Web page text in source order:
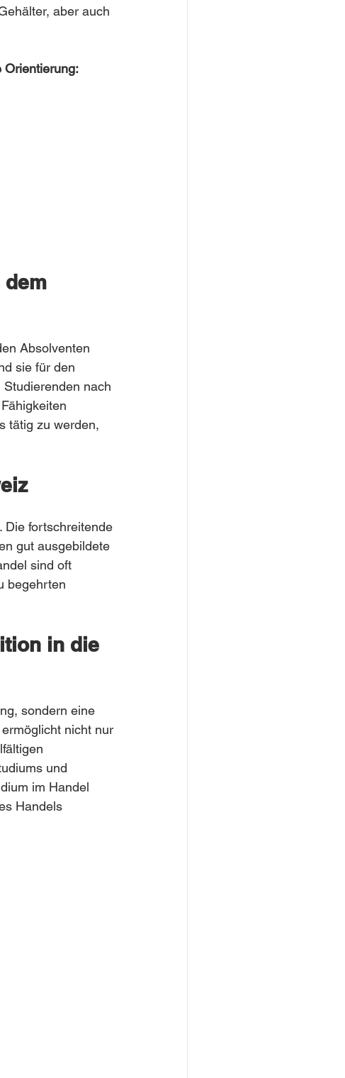
aber auch
Orientierung:
Absolventen
sie für den
nach
tätig zu werden,
Die fortschreitende
gut ausgebildete
sind oft
begehrten
in die
sondern eine
nicht nur
und
im Handel
Handels